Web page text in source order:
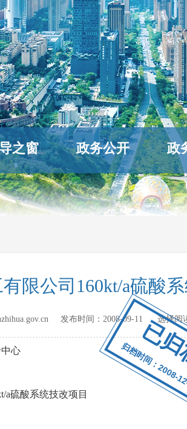
已
归档时间：
之窗 政务公开 政
限公司160kt/a硫酸
发布时间： 2008-09-11 选择阅
心
a硫酸系统技改项目